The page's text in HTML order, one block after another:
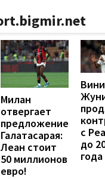
Милан
отвергает
предложение
Галатасарая:
Леан стоит
50 миллионов
евро!
с
до
года